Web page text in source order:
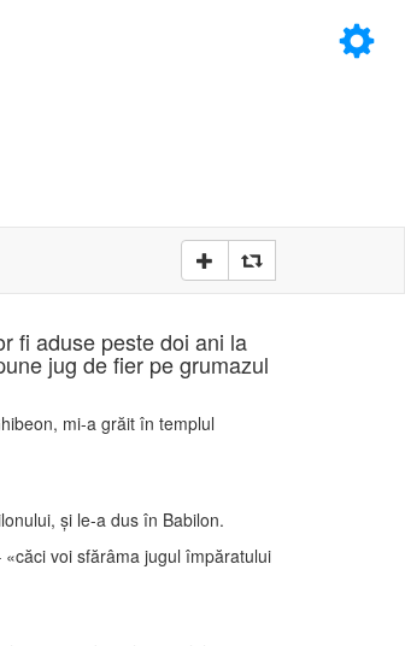
×
fi aduse peste doi ani la
jug de fier pe grumazul
mi-a grăit în templul
şi le-a dus în Babilon.
voi sfărâma jugul împăratului